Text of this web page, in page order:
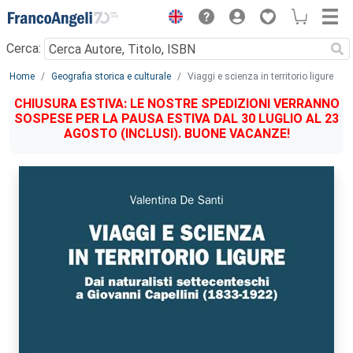
Menu
Cerca:
Main content
Home Geografia storica e culturale Viaggi e scienza in territorio ligure
CHIUSURA ESTIVA: LE NOSTRE SPEDIZIONI VERRANNO
SOSPESE PER LA PAUSA ESTIVA DAL 30 LUGLIO AL 23
AGOSTO (INCLUSI). BUONE VACANZE!